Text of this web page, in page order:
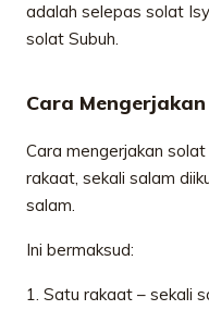
adalah selepas solat
solat Subuh.
Cara
Cara mengerjakan
rakaat, sekali salam
salam.
Ini bermaksud:
1. Satu rakaat – sekali